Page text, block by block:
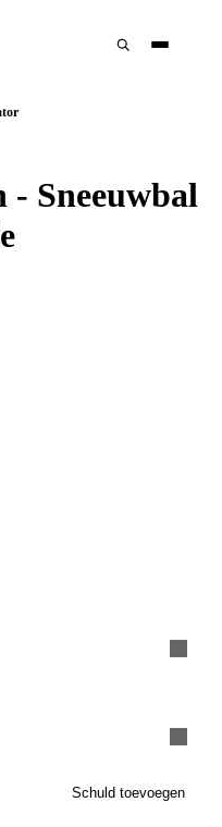
- Sneeuwbal
Schuld toevoegen